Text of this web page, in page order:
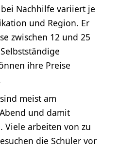
Nachhilfe variiert je
und Region. Er
zwischen 12 und 25
ihre Preise
meist am
und damit
Viele arbeiten von zu
die Schüler vor